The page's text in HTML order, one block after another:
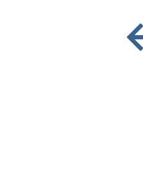
Visa föregående bild